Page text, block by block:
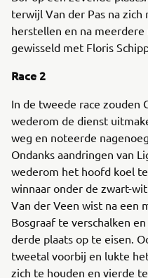
terwijl Van der Pas na
herstellen en na
gewisseld met Floris
Race 2
In de tweede race zouden
wederom de dienst
weg en noteerde
Ondanks aandringen van
wederom het hoofd koel
winnaar onder de zwart-
Van der Veen wist na een
Bosgraaf te verschalken
derde plaats op te eisen.
tweetal voorbij en lukte
zich te houden en vierde